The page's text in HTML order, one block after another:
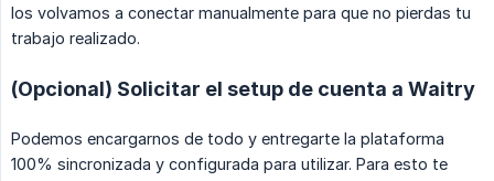
los volvamos a conectar manualmente para que no pierdas tu
trabajo realizado.
(Opcional) Solicitar el setup de cuenta a Waitry
Podemos encargarnos de todo y entregarte la plataforma
100% sincronizada y configurada para utilizar. Para esto te